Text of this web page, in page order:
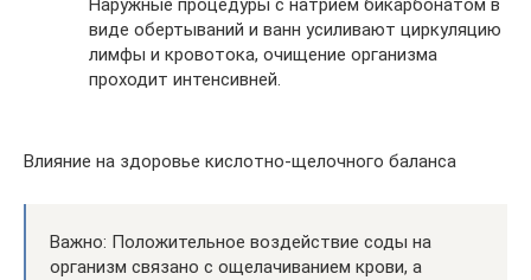
Наружные процедуры с натрием бикарбонатом в
виде обертываний и ванн усиливают циркуляцию
лимфы и кровотока, очищение организма
проходит интенсивней.
Влияние на здоровье кислотно-щелочного баланса
Важно: Положительное воздействие соды на
организм связано с ощелачиванием крови, а